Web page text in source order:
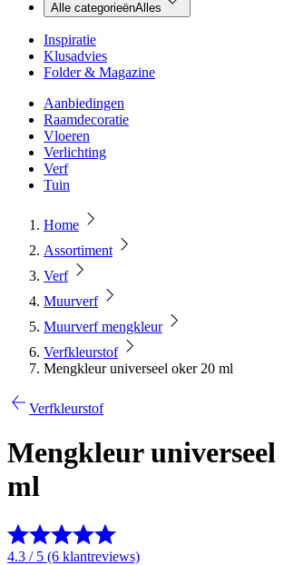
Alle categorieënAlles
Inspiratie
Klusadvies
Folder & Magazine
Aanbiedingen
Raamdecoratie
Vloeren
Verlichting
Verf
Tuin
Home
Assortiment
Verf
Muurverf
Muurverf mengkleur
Verfkleurstof
Mengkleur universeel oker 20 ml
Verfkleurstof
Mengkleur universeel
ml
4.3 / 5 (6 klantreviews)